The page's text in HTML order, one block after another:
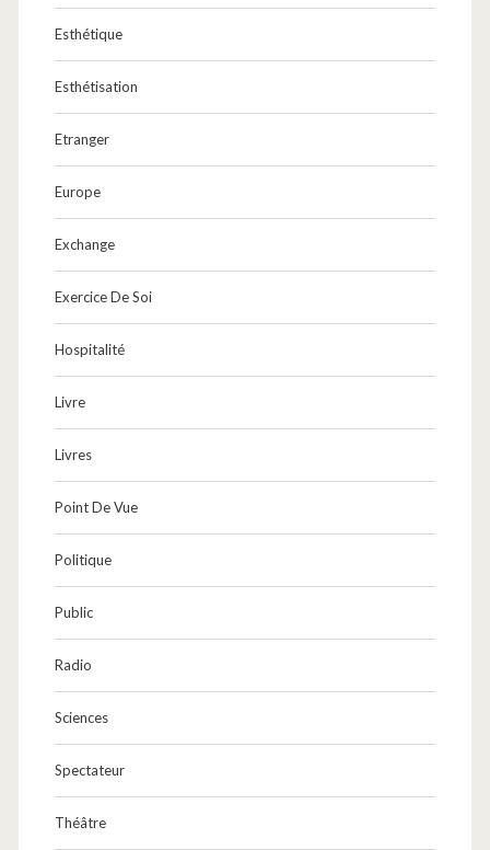
Esthétique
Esthétisation
Etranger
Europe
Exchange
Exercice De Soi
Hospitalité
Livre
Livres
Point De Vue
Politique
Public
Radio
Sciences
Spectateur
Théâtre